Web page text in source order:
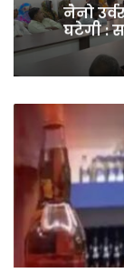
प्रभारी
योजना